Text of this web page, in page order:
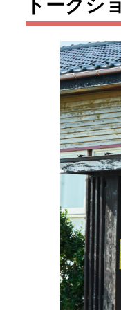
トークシ